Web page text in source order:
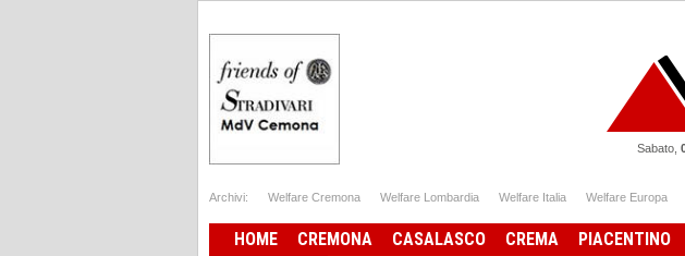
Sabato,
Archivi: Welfare Cremona Welfare Lombardia Welfare Italia Welfare Europa
HOME CREMONA CASALASCO CREMA PIACENTINO